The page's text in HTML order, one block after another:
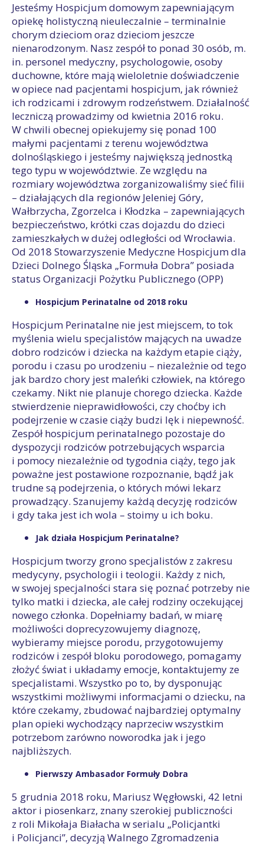
Jesteśmy Hospicjum domowym zapewniającym
opiekę holistyczną nieuleczalnie – terminalnie
chorym dzieciom oraz dzieciom jeszcze
nienarodzonym. Nasz zespół to ponad 30 osób, m.
in. personel medyczny, psychologowie, osoby
duchowne, które mają wieloletnie doświadczenie
w opiece nad pacjentami hospicjum, jak również
ich rodzicami i zdrowym rodzeństwem. Działalność
leczniczą prowadzimy od kwietnia 2016 roku.
W chwili obecnej opiekujemy się ponad 100
małymi pacjentami z terenu województwa
dolnośląskiego i jesteśmy największą jednostką
tego typu w województwie. Ze względu na
rozmiary województwa zorganizowaliśmy sieć filii
– działających dla regionów Jeleniej Góry,
Wałbrzycha, Zgorzelca i Kłodzka – zapewniających
bezpieczeństwo, krótki czas dojazdu do dzieci
zamieszkałych w dużej odległości od Wrocławia.
Od 2018 Stowarzyszenie Medyczne Hospicjum dla
Dzieci Dolnego Śląska „Formuła Dobra” posiada
status Organizacji Pożytku Publicznego (OPP)
Hospicjum Perinatalne od 2018 roku
Hospicjum Perinatalne nie jest miejscem, to tok
myślenia wielu specjalistów mających na uwadze
dobro rodziców i dziecka na każdym etapie ciąży,
porodu i czasu po urodzeniu – niezależnie od tego
jak bardzo chory jest maleńki człowiek, na którego
czekamy. Nikt nie planuje chorego dziecka. Każde
stwierdzenie nieprawidłowości, czy choćby ich
podejrzenie w czasie ciąży budzi lęk i niepewność.
Zespół hospicjum perinatalnego pozostaje do
dyspozycji rodziców potrzebujących wsparcia
i pomocy niezależnie od tygodnia ciąży, tego jak
poważne jest postawione rozpoznanie, bądź jak
trudne są podejrzenia, o których mówi lekarz
prowadzący. Szanujemy każdą decyzję rodziców
i gdy taka jest ich wola – stoimy u ich boku.
Jak działa Hospicjum Perinatalne?
Hospicjum tworzy grono specjalistów z zakresu
medycyny, psychologii i teologii. Każdy z nich,
w swojej specjalności stara się poznać potrzeby nie
tylko matki i dziecka, ale całej rodziny oczekującej
nowego członka. Dopełniamy badań, w miarę
możliwości doprecyzowujemy diagnozę,
wybieramy miejsce porodu, przygotowujemy
rodziców i zespół bloku porodowego, pomagamy
złożyć świat i układamy emocje, kontaktujemy ze
specjalistami. Wszystko po to, by dysponując
wszystkimi możliwymi informacjami o dziecku, na
które czekamy, zbudować najbardziej optymalny
plan opieki wychodzący naprzeciw wszystkim
potrzebom zarówno noworodka jak i jego
najbliższych.
Pierwszy Ambasador Formuły Dobra
5 grudnia 2018 roku, Mariusz Węgłowski, 42 letni
aktor i piosenkarz, znany szerokiej publiczności
z roli Mikołaja Białacha w serialu „Policjantki
i Policjanci”, decyzją Walnego Zgromadzenia